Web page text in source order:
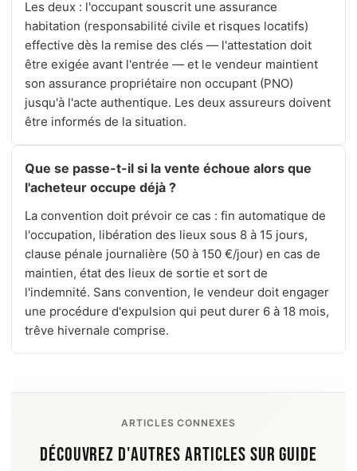
Les deux : l'occupant souscrit une assurance
habitation (responsabilité civile et risques locatifs)
effective dès la remise des clés — l'attestation doit
être exigée avant l'entrée — et le vendeur maintient
son assurance propriétaire non occupant (PNO)
jusqu'à l'acte authentique. Les deux assureurs doivent
être informés de la situation.
Que se passe-t-il si la vente échoue alors que
l'acheteur occupe déjà ?
La convention doit prévoir ce cas : fin automatique de
l'occupation, libération des lieux sous 8 à 15 jours,
clause pénale journalière (50 à 150 €/jour) en cas de
maintien, état des lieux de sortie et sort de
l'indemnité. Sans convention, le vendeur doit engager
une procédure d'expulsion qui peut durer 6 à 18 mois,
trêve hivernale comprise.
ARTICLES CONNEXES
DÉCOUVREZ D'AUTRES ARTICLES SUR GUIDE